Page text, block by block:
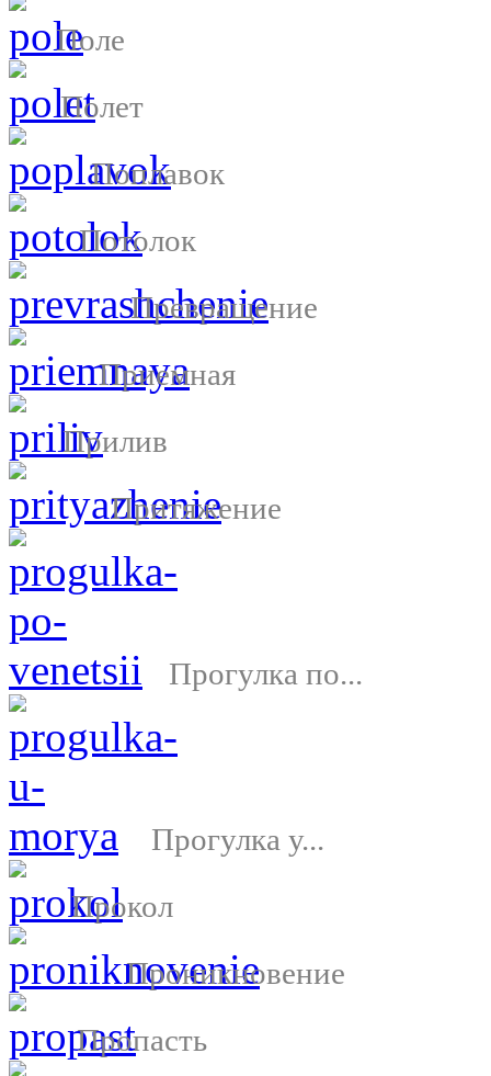
Поле
Полет
Поплавок
Потолок
Превращение
Приемная
Прилив
Притяжение
Прогулка по...
Прогулка у...
Прокол
Проникновение
Пропасть